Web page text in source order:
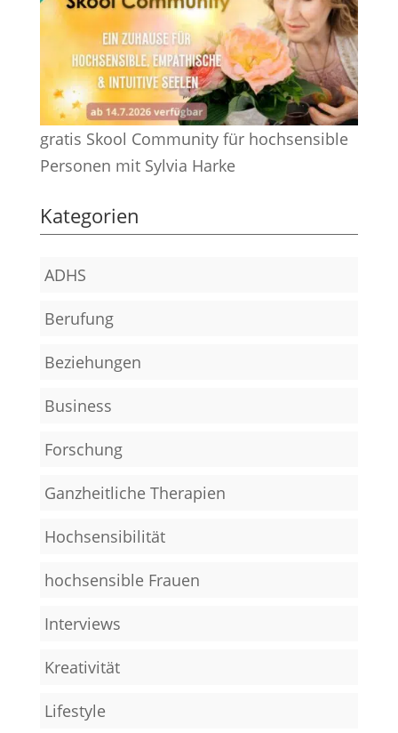
gratis Skool Community für hochsensible
Personen mit Sylvia Harke
Kategorien
ADHS
Berufung
Beziehungen
Business
Forschung
Ganzheitliche Therapien
Hochsensibilität
hochsensible Frauen
Interviews
Kreativität
Lifestyle